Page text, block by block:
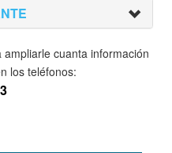
cuanta información
los teléfonos: